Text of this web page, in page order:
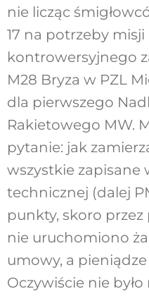
nie licząc
17 na potrzeby
kontrowersyjnego
M28 Bryza w PZL
dla pierwszego
Rakietowego MW.
pytanie: jak
wszystkie zapisane
technicznej (dalej
punkty, skoro przez
nie uruchomiono
umowy, a
Oczywiście nie